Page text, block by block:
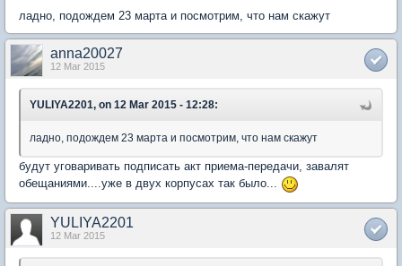
ладно, подождем 23 марта и посмотрим, что нам скажут
anna20027
12 Mar 2015
YULIYA2201, on 12 Mar 2015 - 12:28:
ладно, подождем 23 марта и посмотрим, что нам скажут
будут уговаривать подписать акт приема-передачи, завалят
обещаниями....уже в двух корпусах так было...
YULIYA2201
12 Mar 2015